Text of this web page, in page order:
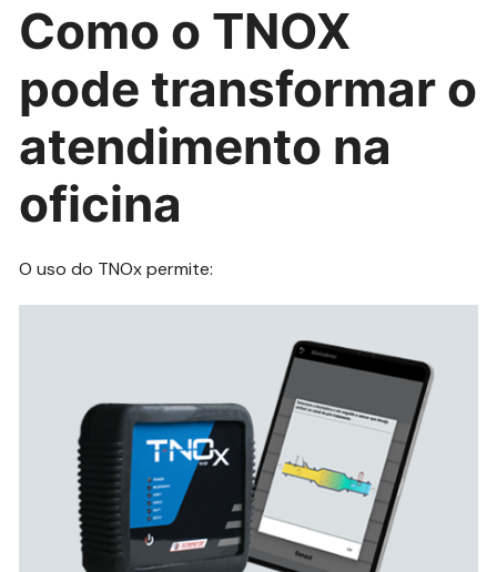
Como o TNOX
pode transformar o
atendimento na
oficina
O uso do TNOx permite: